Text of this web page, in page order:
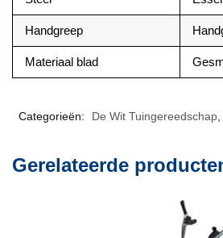
Handgreep
Materiaal blad
Categorieën: De Wit Tuingereedschap,
Gerelateerde